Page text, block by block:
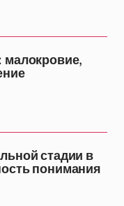
малокровие,
стадии в
понимания